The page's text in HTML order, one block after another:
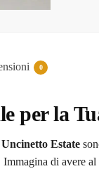
0
per la
Estate
Immagina di avere